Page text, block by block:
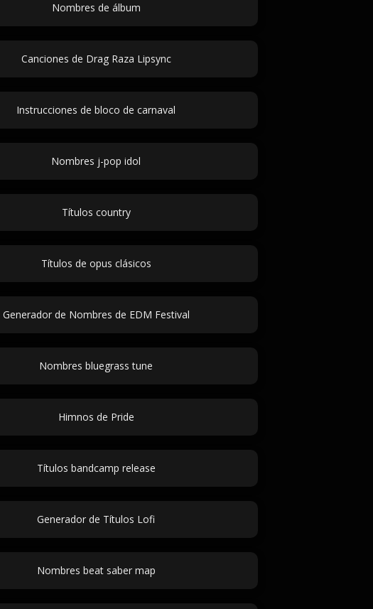
Nombres de álbum
Canciones de Drag Raza Lipsync
Instrucciones de bloco de carnaval
Nombres j-pop idol
Títulos country
Títulos de opus clásicos
Generador de Nombres de EDM Festival
Nombres bluegrass tune
Himnos de Pride
Títulos bandcamp release
Generador de Títulos Lofi
Nombres beat saber map